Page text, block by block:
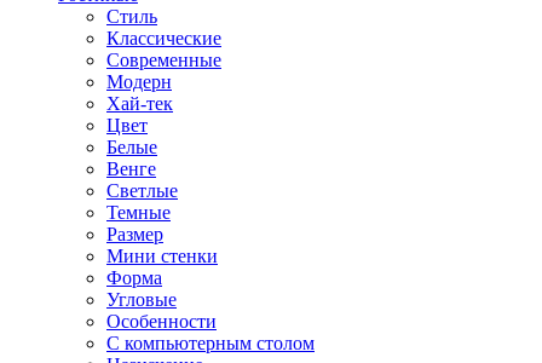
Стиль
Классические
Современные
Модерн
Хай-тек
Цвет
Белые
Венге
Светлые
Темные
Размер
Мини стенки
Форма
Угловые
Особенности
С компьютерным столом